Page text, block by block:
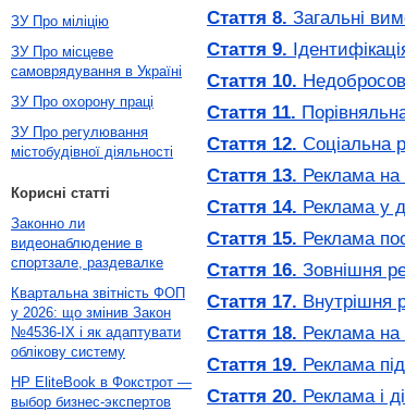
Стаття 8. Загальні
Стаття 9.
Стаття 10.
Стаття 11.
Стаття 12. Соціальна
Стаття 13. Реклама на
Стаття 14. Реклама у
Стаття 15. Реклама
Стаття 16. Зовнішня
Стаття 17. Внутрішня
Стаття 18. Реклама на
Стаття 19. Реклама
Стаття 20. Реклама і
ЗУ Про міліцію
ЗУ Про місцеве
самоврядування в Україні
ЗУ Про охорону праці
ЗУ Про регулювання
містобудівної діяльності
Корисні статті
Законно ли
видеонаблюдение в
спортзале, раздевалке
Квартальна звітність ФОП
у 2026: що змінив Закон
№4536-IX і як адаптувати
облікову систему
HP EliteBook в Фокстрот —
выбор бизнес-экспертов